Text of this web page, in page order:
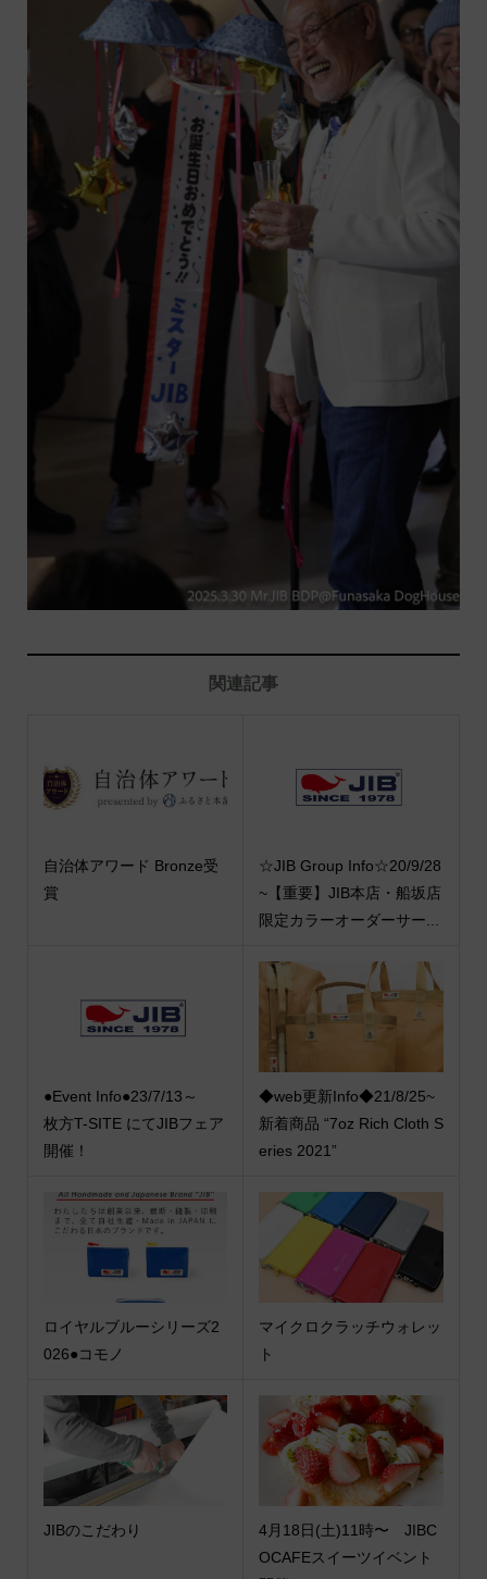
関連記事
自治体アワード Bronze受
賞
☆JIB Group Info☆20/9/28
~【重要】JIB本店・船坂店
限定カラーオーダーサー...
●Event Info●23/7/13～
枚方T-SITE にてJIBフェア
開催！
◆web更新Info◆21/8/25~
新着商品 “7oz Rich Cloth S
eries 2021”
ロイヤルブルーシリーズ2
026●コモノ
マイクロクラッチウォレッ
ト
JIBのこだわり
4月18日(土)11時〜 JIBC
OCAFEスイーツイベント